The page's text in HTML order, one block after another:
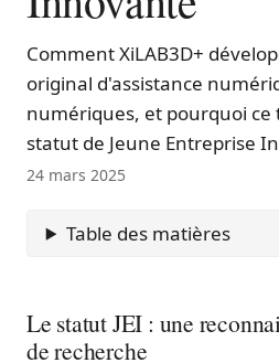
Comment XiLAB3D+
original d'assistance
numériques, et pourquoi ce
statut de Jeune Entreprise
24 mars 2025
Table des matières
Le statut JEI : une
de recherche